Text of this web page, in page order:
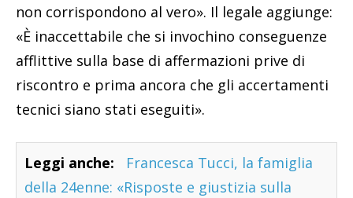
non corrispondono al vero». Il legale aggiunge:
«È inaccettabile che si invochino conseguenze
afflittive sulla base di affermazioni prive di
riscontro e prima ancora che gli accertamenti
tecnici siano stati eseguiti».
Leggi anche:
Francesca Tucci, la famiglia
della 24enne: «Risposte e giustizia sulla